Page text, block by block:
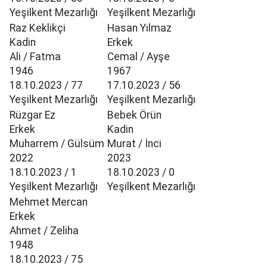
Yeşilkent Mezarlığı
Yeşilkent Mezarlığı
Raz Keklikçi
Kadin
Ali / Fatma
1946
18.10.2023 / 77
Yeşilkent Mezarlığı
Hasan Yılmaz
Erkek
Cemal / Ayşe
1967
17.10.2023 / 56
Yeşilkent Mezarlığı
Rüzgar Ez
Erkek
Muharrem / Gülsüm
2022
18.10.2023 / 1
Yeşilkent Mezarlığı
Bebek Örün
Kadin
Murat / İnci
2023
18.10.2023 / 0
Yeşilkent Mezarlığı
Mehmet Mercan
Erkek
Ahmet / Zeliha
1948
18.10.2023 / 75